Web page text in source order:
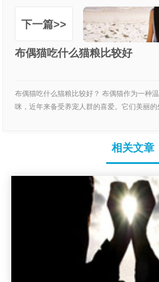
下一篇>>
布偶猫吃什么猫粮比较好
布偶猫吃什么猫粮比较好？ 布偶猫作为一种
咪，近年来备受养宠人群的喜爱。它们美丽
相关文章